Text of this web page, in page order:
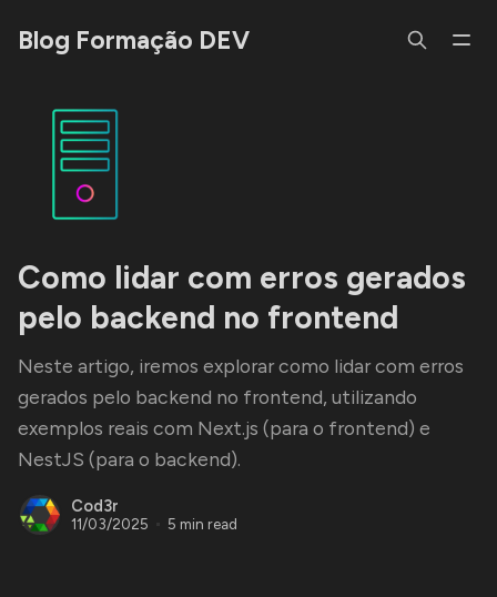
Blog Formação DEV
Como lidar com erros gerados
pelo backend no frontend
Neste artigo, iremos explorar como lidar com erros
gerados pelo backend no frontend, utilizando
exemplos reais com Next.js (para o frontend) e
NestJS (para o backend).
Cod3r
11/03/2025 5 min read